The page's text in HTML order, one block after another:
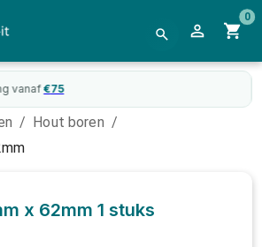
0
vanaf €75
/ Hout boren /
x 62mm 1 stuks